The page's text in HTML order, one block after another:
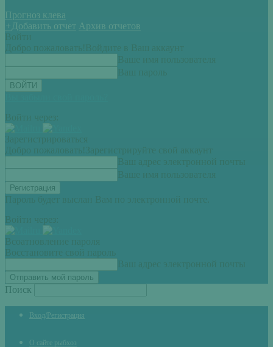
Прогноз клева
+ Добавить отчет Архив отчетов
Войти
Добро пожаловать! Войдите в Ваш аккаунт
Ваше имя пользователя
Ваш пароль
Войти через:
Зарегистрироваться
Добро пожаловать! Зарегистрируйте свой аккаунт
Ваш адрес электронной почты
Ваше имя пользователя
Пароль будет выслан Вам по электронной почте.
Войти через:
Всоатновление пароля
Восстановите свой пароль
Ваш адрес электронной почты
Поиск
Вход/Регистрация
О сайте рыбхоз